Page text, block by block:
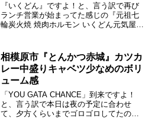
『いくどん』ですよ！と、言う訳で再び
ランチ営業が始まってた感じの『元祖七
輪炭火焼 焼肉ホルモン いくどん元気屋
『いくどん淵野辺店』と呼んでいるの
で、そこは『いくどん淵野...
相模原市『とんかつ赤城』カツカ
レー中盛りキャベツ少なめのボリ
ューム感
「YOU GATA CHANCE」到来ですよ！
と、言う訳で本日は夜の予定に合わせ
て、夕方くらいまでゴロゴロしてたので